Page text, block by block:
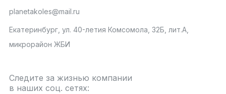
planetakoles@mail.ru
Екатеринбург, ул. 40-летия Комсомола, 32Б, лит.А,
микрорайон ЖБИ
Следите за жизнью компании
в наших соц. сетях: